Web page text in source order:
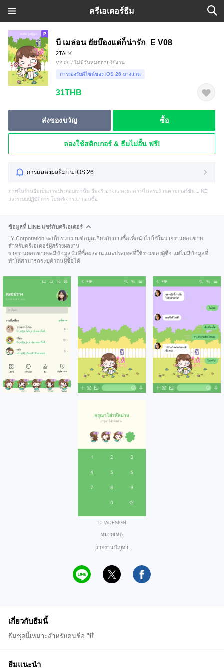
ครีเอเตอร์ธีม
บี เมล่อน ยัยบ๊องแต่ก็น่ารัก_E V08
2TALK
V2.09 / ไม่มีวันหมดอายุใช้งาน
การรองรับดีไซน์ของ iOS 26 บางส่วน
31THB
ส่งของขวัญ ซื้อ
ลองใช้สติกเกอร์ & ธีมไม่อั้น ฟรี!
การแสดงผลธีมบน iOS 26
ภาพในร้านธีมเป็นภาพประกอบเท่านั้น ธีมจริงอาจแสดงผลต่าง/ไม่ครบถ้วนตามเวอร์ชัน LINE
และระบบปฏิบัติการ โปรดพิจารณาก่อนซื้อ
ข้อมูลที่ LINE แชร์กับครีเอเตอร์
LY Corporation จะเก็บรวบรวมข้อมูลเกี่ยวกับการซื้อเพื่อนำไปใช้ในรายงานยอดขาย
สำหรับครีเอเตอร์ผู้สร้างผลงาน
รายงานยอดขายจะมีข้อมูลวันที่ซื้อผลงานและประเทศที่ใช้งานของผู้ซื้อ แต่ไม่มีข้อมูลที่
ทำให้สามารถระบุตัวตนผู้ซื้อได้
© TADESIGN
หมายเหตุ
รายงานปัญหา
เกี่ยวกับธีมนี้
ธีมชุดนี้เหมาะสำหรับคนชื่อ "บี"
ธีมแนะนำ